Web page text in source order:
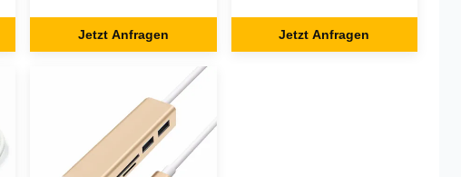
USB C HUB
Jetzt Anfragen Jetzt Anfragen